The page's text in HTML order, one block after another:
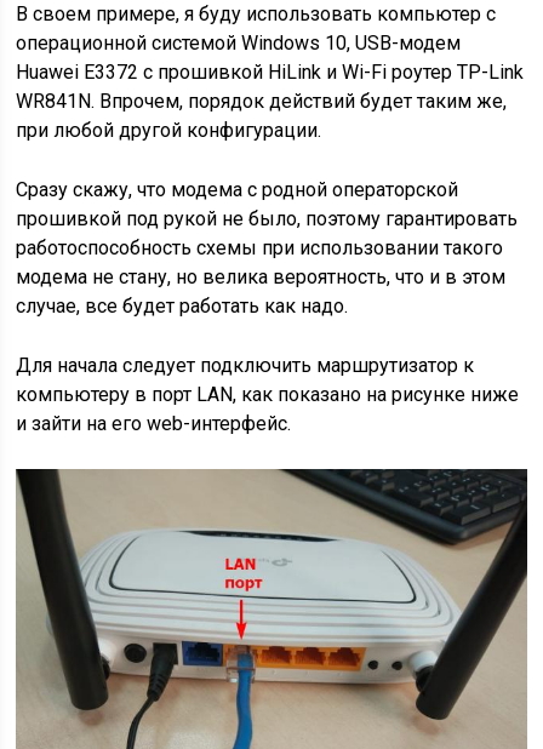
В своем примере, я буду использовать компьютер с
операционной системой Windows 10, USB-модем
Huawei E3372 с прошивкой HiLink и Wi-Fi роутер TP-Link
WR841N. Впрочем, порядок действий будет таким же,
при любой другой конфигурации.
Сразу скажу, что модема с родной операторской
прошивкой под рукой не было, поэтому гарантировать
работоспособность схемы при использовании такого
модема не стану, но велика вероятность, что и в этом
случае, все будет работать как надо.
Для начала следует подключить маршрутизатор к
компьютеру в порт LAN, как показано на рисунке ниже
и зайти на его web-интерфейс.